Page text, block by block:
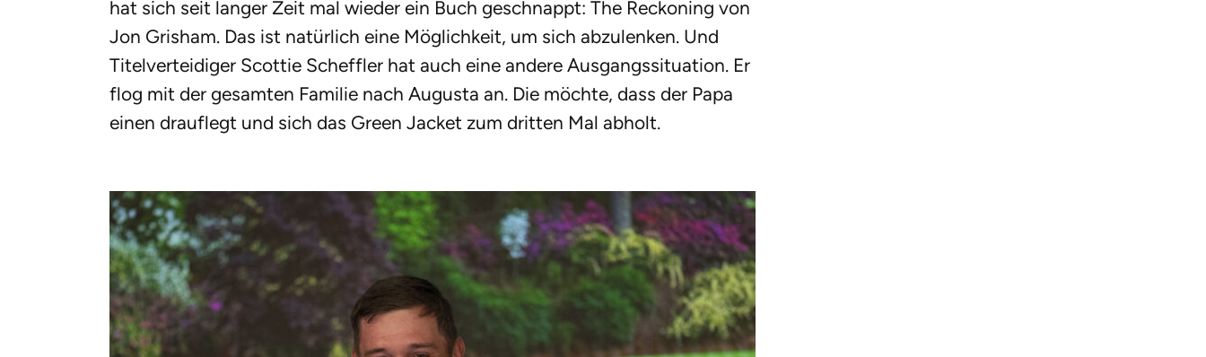
hat sich seit langer Zeit mal wieder ein Buch geschnappt: The Reckoning von
Jon Grisham. Das ist natürlich eine Möglichkeit, um sich abzulenken. Und
Titelverteidiger Scottie Scheffler hat auch eine andere Ausgangssituation. Er
flog mit der gesamten Familie nach Augusta an. Die möchte, dass der Papa
einen drauflegt und sich das Green Jacket zum dritten Mal abholt.